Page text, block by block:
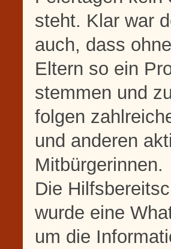
steht. Klar war
auch, dass
Eltern so ein
stemmen und
folgen
und anderen
Mitbürgerinnen.
Die
wurde eine
um die